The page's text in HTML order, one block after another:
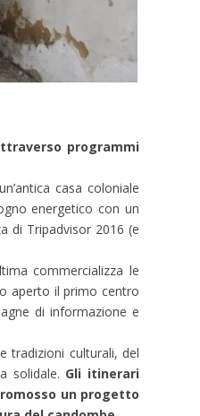
programmi
casa coloniale
energetico con un
di Tripadvisor 2016 (e
commercializza le
aperto il primo centro
di informazione e
tradizioni culturali, del
solidale. Gli itinerari
un progetto